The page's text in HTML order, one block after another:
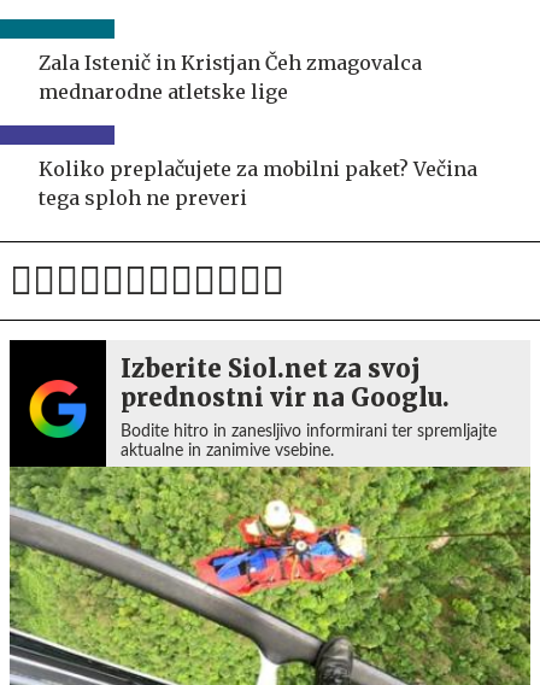
Zala Istenič in Kristjan Čeh zmagovalca
mednarodne atletske lige
Koliko preplačujete za mobilni paket? Večina
tega sploh ne preveri
Izberite Siol.net za svoj
prednostni vir na Googlu.
Bodite hitro in zanesljivo informirani ter spremljajte
aktualne in zanimive vsebine.